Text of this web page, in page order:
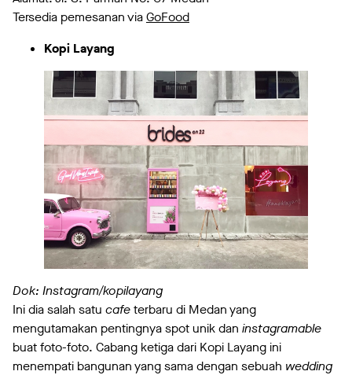
Tersedia pemesanan viaGoFood
Kopi Layang
Dok: Instagram/kopilayang
Ini dia salah satu cafeterbaru di Medan yang
mengutamakan pentingnya spot unik dan instagramable
buat foto-foto. Cabang ketiga dari Kopi Layang ini
menempati bangunan yang sama dengan sebuah wedding